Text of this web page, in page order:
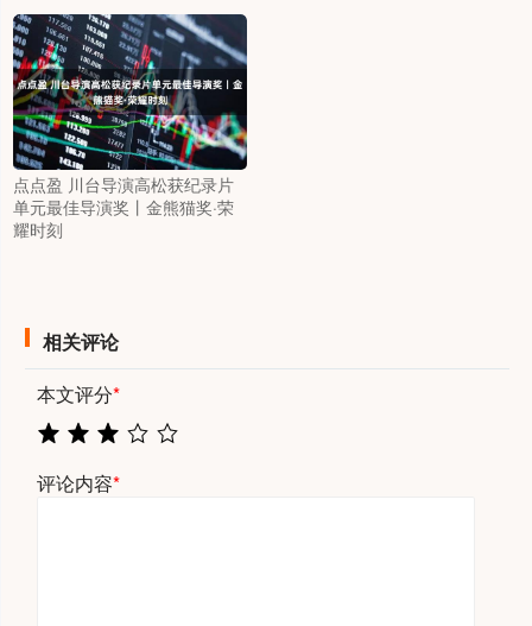
点点盈 川台导演高松获纪录片
单元最佳导演奖丨金熊猫奖·荣
耀时刻
相关评论
本文评分*
评论内容*